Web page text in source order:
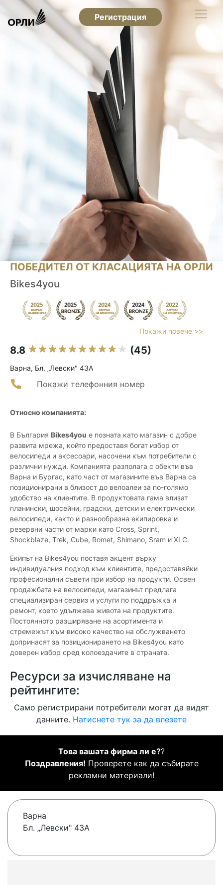
Регистрация
ПОБЕДИТЕЛ ОТ КЛАСАЦИЯТА НА ОРЛИ
Bikes4you
Покажи повече >>
8.8 (45)
Варна, Бл. „Левски" 43А
Покажи телефонния номер
Относно компанията:
В България Bikes4you е позната като магазин с добре
развита мрежа, който предоставя богат избор от
велосипеди и аксесоари, насочени към потребители с
различни нужди. Компанията разполага с обекти във
Варна и Бургас, като част от магазините във Варна са
позиционирани в близост до велоалеи за по-голямо
удобство на клиентите. В продуктовата гама влизат
планински, шосейни, градски, детски и електрически
велосипеди, както и разнообразна екипировка и
резервни части от марки като Cross, Sprint,
Shockblaze, Trek, Cube, Romet, Shimano, Sram и XLC.
Екипът на Bikes4you поставя акцент върху
индивидуалния подход към клиентите, предоставяйки
професионални съвети при избор на продукти. Освен
продажбата на велосипеди, магазинът предлага
специализиран сервиз и услуги по поддръжка и
ремонт, което удължава живота на продуктите.
Постоянното разширяване на асортимента и
стремежът към високо качество на обслужването
допринасят за позиционирането на Bikes4you като
доверен избор сред колоездачите в страната.
Ресурси за изчисляване на
рейтингите:
Само регистрирани потребители могат да видят
данните. Натиснете тук за да влезете
Това вашата фирма ли е??
Поздравления! Проверете как да събирате
рекламни материали!
Варна
Бл. „Левски" 43А